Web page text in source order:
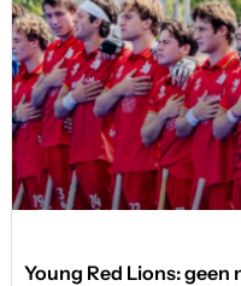
Young Red Lions: geen